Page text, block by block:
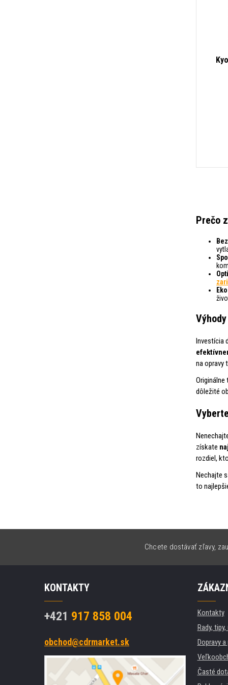
Prečo
Investícia
na opravy
dôležité
získate
rozdiel,
Nechajte
to
Chcete dostávať zľavy,
KONTAKTY
+421 917 858 004
obchod@cdrmarket.sk
Kontakty
Rady,
Dopravy
Časté